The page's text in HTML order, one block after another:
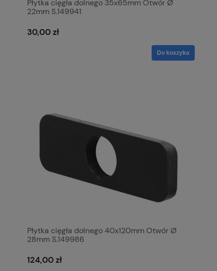
Płytka cięgła dolnego 35x65mm Otwór Ø
22mm S.149941
30,00 zł
Do koszyka
Płytka cięgła dolnego 40x120mm Otwór Ø
28mm S.149986
124,00 zł